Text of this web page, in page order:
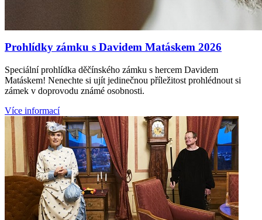
Prohlídky zámku s Davidem Matáskem 2026
Speciální prohlídka děčínského zámku s hercem Davidem
Matáskem! Nenechte si ujít jedinečnou příležitost prohlédnout si
zámek v doprovodu známé osobnosti.
Více informací